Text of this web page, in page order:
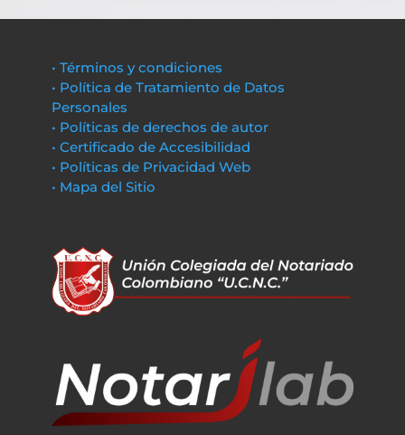
• Términos y condiciones
• Política de Tratamiento de Datos
Personales
• Políticas de derechos de autor
• Certificado de Accesibilidad
• Políticas de Privacidad Web
• Mapa del Sitio